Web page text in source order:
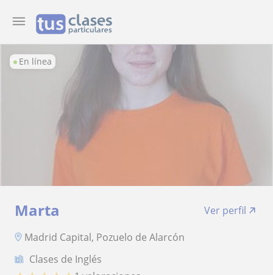
En línea
Marta
Ver perfil
Madrid Capital, Pozuelo de Alarcón
Clases de Inglés